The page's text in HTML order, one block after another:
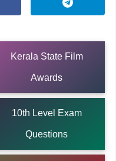
Kerala State Film
Awards
10th Level Exam
Questions